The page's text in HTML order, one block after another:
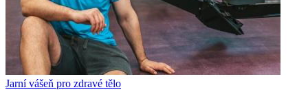
Jarní vášeň pro zdravé tělo